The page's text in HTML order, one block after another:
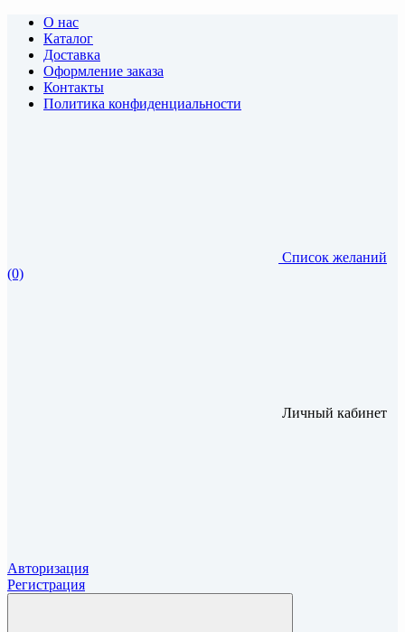
О нас
Каталог
Доставка
Оформление заказа
Контакты
Политика конфиденциальности
Список желаний
(0)
Личный кабинет
Авторизация
Регистрация